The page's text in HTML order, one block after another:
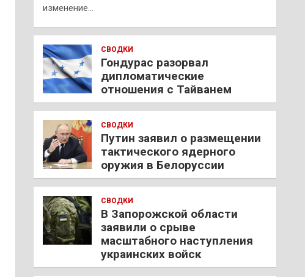
изменение…
СВОДКИ
Гондурас разорвал
дипломатические
отношения с Тайванем
СВОДКИ
Путин заявил о размещении
тактического ядерного
оружия в Белоруссии
СВОДКИ
В Запорожской области
заявили о срыве
масштабного наступления
украинских войск